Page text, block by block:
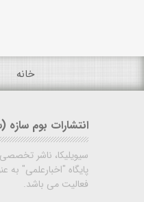
خانه
انتشارات بوم سازه
سیویلیکا، ناشر
پایگاه "اخبارعلمی" به
فعالیت می باشد.